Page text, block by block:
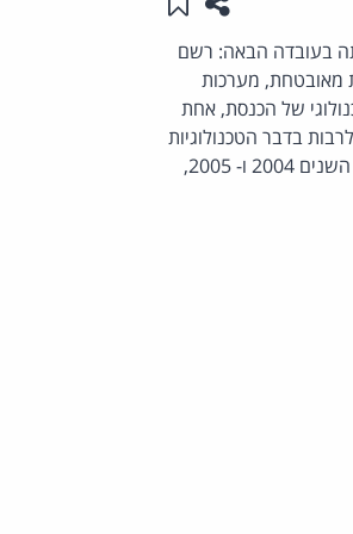
בעובדה הבאה: רשם
מאובטחת, מערכות
מדעי וטכנולוגי של הכנסת, אחת
לרבות בדבר הטכנולוגיות
שאושרו והליכי אישורן. הרשם, עו"ד דרור ארם, הגיש דו"ח מפורט לשנת 2003 ונדם. עקבותיהן של השנים 2004 ו- 2005,